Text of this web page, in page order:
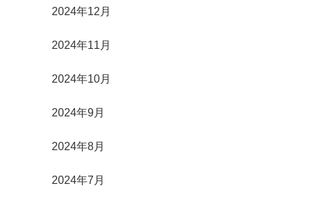
2024年12月
2024年11月
2024年10月
2024年9月
2024年8月
2024年7月